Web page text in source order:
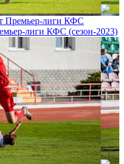
Премьер-лиги КФС
лиги КФC (сезон-2023)